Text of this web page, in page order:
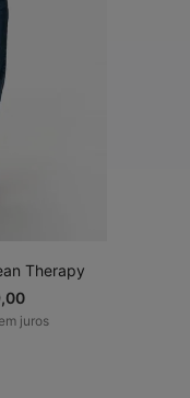
Therapy
,00
juros